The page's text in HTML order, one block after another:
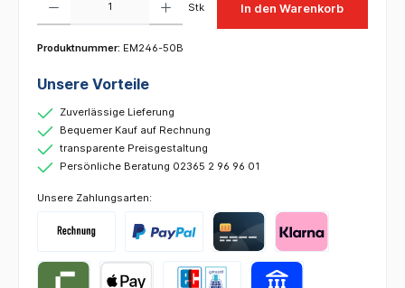
Stk In den Warenkorb
Produktnummer: EM246-50B
Unsere Vorteile
Zuverlässige Lieferung
Bequemer Kauf auf Rechnung
transparente Preisgestaltung
Persönliche Beratung 02365 2 96 96 01
Unsere Zahlungsarten: